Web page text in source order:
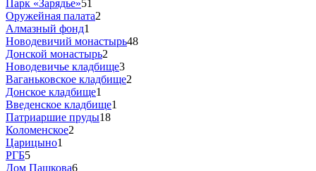
Парк «Зарядье»51
Оружейная палата2
Алмазный фонд1
Новодевичий монастырь48
Донской монастырь2
Новодевичье кладбище3
Ваганьковское кладбище2
Донское кладбище1
Введенское кладбище1
Патриаршие пруды18
Коломенское2
Царицыно1
РГБ5
Дом Пашкова6